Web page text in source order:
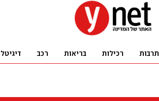
תרבות רכילות בריאות רכב דיגיטל